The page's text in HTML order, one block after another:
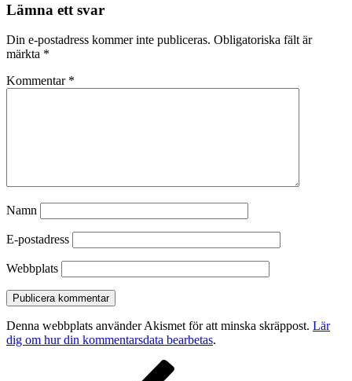
Lämna ett svar
Din e-postadress kommer inte publiceras. Obligatoriska fält är
märkta *
Kommentar *
Namn
E-postadress
Webbplats
Denna webbplats använder Akismet för att minska skräppost. Lär
dig om hur din kommentarsdata bearbetas.
Inläggsnavigering